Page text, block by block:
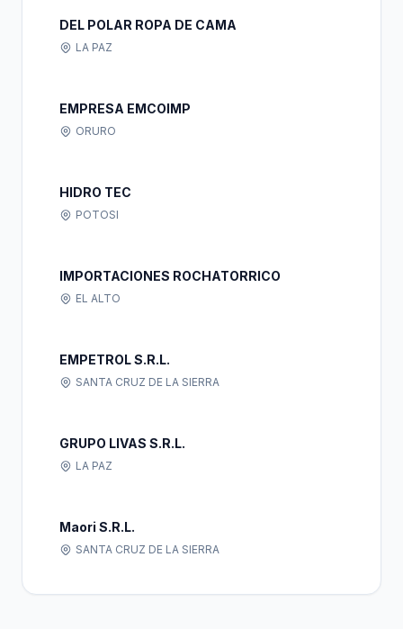
DEL POLAR ROPA DE CAMA
LA PAZ
EMPRESA EMCOIMP
ORURO
HIDRO TEC
POTOSI
IMPORTACIONES ROCHATORRICO
EL ALTO
EMPETROL S.R.L.
SANTA CRUZ DE LA SIERRA
GRUPO LIVAS S.R.L.
LA PAZ
Maori S.R.L.
SANTA CRUZ DE LA SIERRA